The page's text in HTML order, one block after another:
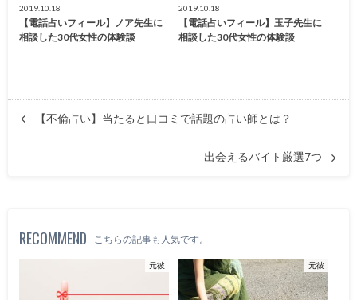
2019.10.18
【電話占いフィール】ノア先生に
相談した30代女性の体験談
2019.10.18
【電話占いフィール】玉子先生に
相談した30代女性の体験談
【不倫占い】当たると口コミで話題の占い師とは？
出会えるバイト厳選7つ
RECOMMEND こちらの記事も人気です。
元彼 元彼